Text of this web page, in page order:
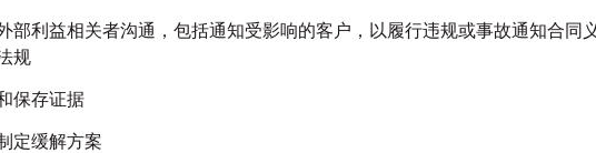
部利益相关者沟通，包括通知受影响的客户，以履行违规或事故通知合同
规
保存证据
定缓解方案